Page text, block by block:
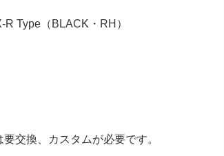
Type（BLACK・RH）
交換、カスタムが必要です。